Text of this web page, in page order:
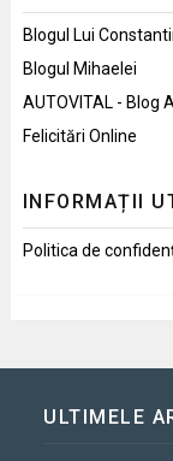
Blogul Lui
Blogul Mihaelei
AUTOVITAL - Blog
Felicitări Online
INFORMAȚII
Politica de
ULTIMELE